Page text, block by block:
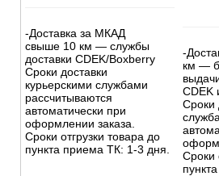
-Доставка за МКАД
свыше 10 км — службы
доставки CDEK/Boxberry
Сроки доставки
курьерскими службами
рассчитываются
автоматически при
оформлении заказа.
Сроки отгрузки товара до
пункта приема ТК: 1-3 дня.
-
км —
CDEK
Сроки
Сроки